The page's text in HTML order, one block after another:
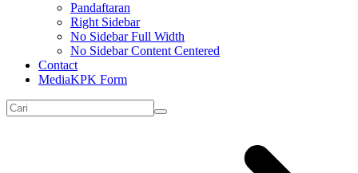
Pandaftaran
Right Sidebar
No Sidebar Full Width
No Sidebar Content Centered
Contact
MediaKPK Form